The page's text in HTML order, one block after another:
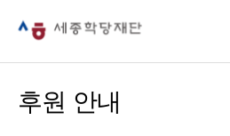
후원 안내